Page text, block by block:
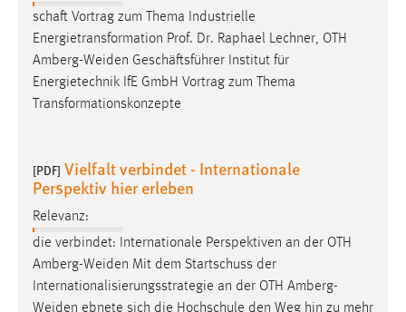
schaft Vortrag zum Thema Industrielle
Energietransformation Prof. Dr. Raphael Lechner, OTH
Amberg-Weiden Geschäftsführer Institut für
Energietechnik IfE GmbH Vortrag zum Thema
Transformationskonzepte
[PDF] Vielfalt verbindet - Internationale
Perspektiv hier erleben
Relevanz:
die verbindet: Internationale Perspektiven an der OTH
Amberg-Weiden Mit dem Startschuss der
Internationalisierungsstrategie an der OTH Amberg-
Weiden ebnete sich die Hochschule den Weg hin zu mehr